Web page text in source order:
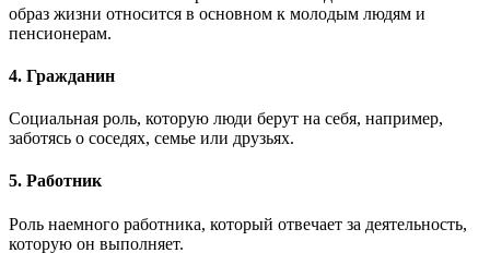
образ жизни относится в основном к молодым людям и
пенсионерам.
4. Гражданин
Социальная роль, которую люди берут на себя, например,
заботясь о соседях, семье или друзьях.
5. Работник
Роль наемного работника, который отвечает за деятельность,
которую он выполняет.